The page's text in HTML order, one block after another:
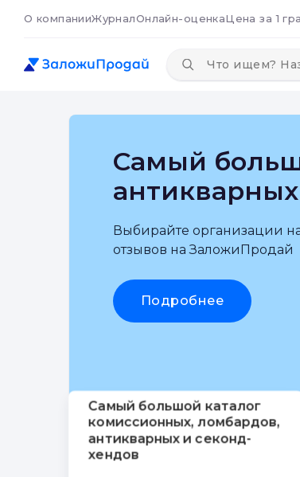
О компанииЖурналОнлайн-оценкаЦена за 1
Самый
Выбирайте организации
отзывов на ЗаложиПродай
Подробнее
Самый большой каталог
комиссионных, ломбардов,
антикварных и секонд-
хендов